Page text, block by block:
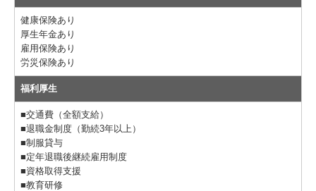
健康保険あり
厚生年金あり
雇用保険あり
労災保険あり
福利厚生
■交通費（全額支給）
■退職金制度（勤続3年以上）
■制服貸与
■定年退職後継続雇用制度
■資格取得支援
■教育研修